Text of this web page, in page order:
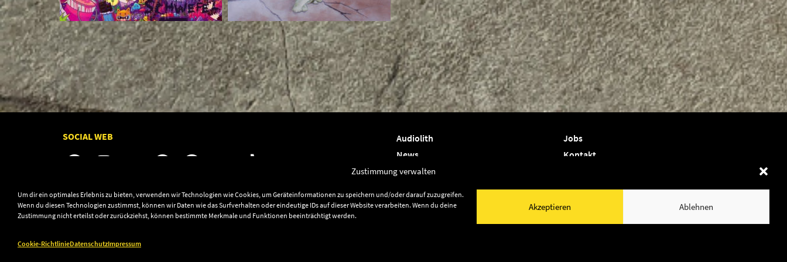
Zustimmung verwalten
Um dir ein optimales Erlebnis zu bieten, verwenden wir Technologien wie Cookies, um Geräteinformationen zu speichern und/oder darauf zuzugreifen.
Wenn du diesen Technologien zustimmst, können wir Daten wie das Surfverhalten oder eindeutige IDs auf dieser Website verarbeiten. Wenn du deine
Zustimmung nicht erteilst oder zurückziehst, können bestimmte Merkmale und Funktionen beeinträchtigt werden.
Akzeptieren Ablehnen
Cookie-RichtlinieDatenschutzImpressum
SOCIAL WEB
Audiolith
News
Artists
Friends
Jobs
Kontakt
Shop